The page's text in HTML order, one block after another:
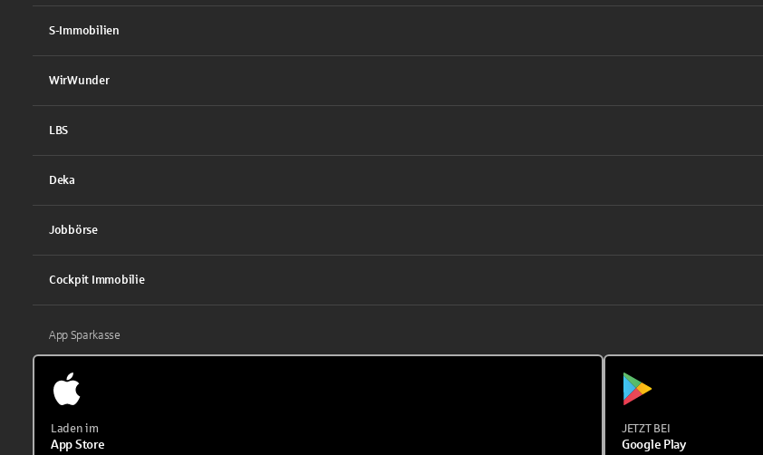
S-Immobilien
WirWunder
LBS
Deka
Jobbörse
Cockpit Immobilie
App Sparkasse
Laden im
App Store
JETZT BEI
Google Play